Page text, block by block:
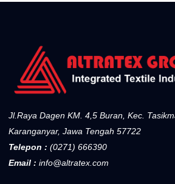
Jl.Raya Dagen KM. 4,5 Buran, Kec.
Karanganyar, Jawa Tengah 57722
Telepon : (0271) 666390
Email : info@altratex.com